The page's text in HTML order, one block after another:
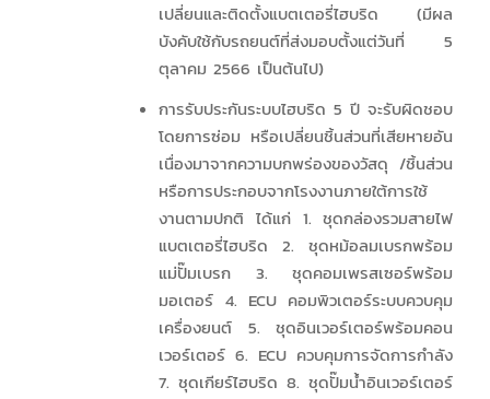
เปลี่ยนและติดตั้งแบตเตอรี่ไฮบริด (มีผล
บังคับใช้กับรถยนต์ที่ส่งมอบตั้งแต่วันที่ 5
ตุลาคม 2566 เป็นต้นไป)
การรับประกันระบบไฮบริด 5 ปี จะรับผิดชอบ
โดยการซ่อม หรือเปลี่ยนชิ้นส่วนที่เสียหายอัน
เนื่องมาจากความบกพร่องของวัสดุ /ชิ้นส่วน
หรือการประกอบจากโรงงานภายใต้การใช้
งานตามปกติ ได้แก่ 1. ชุดกล่องรวมสายไฟ
แบตเตอรี่ไฮบริด 2. ชุดหม้อลมเบรกพร้อม
แม่ปั๊มเบรก 3. ชุดคอมเพรสเซอร์พร้อม
มอเตอร์ 4. ECU คอมพิวเตอร์ระบบควบคุม
เครื่องยนต์ 5. ชุดอินเวอร์เตอร์พร้อมคอน
เวอร์เตอร์ 6. ECU ควบคุมการจัดการกำลัง
7. ชุดเกียร์ไฮบริด 8. ชุดปั๊มน้ำอินเวอร์เตอร์